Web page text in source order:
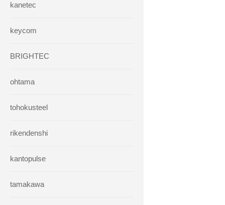
kanetec
keycom
BRIGHTEC
ohtama
tohokusteel
rikendenshi
kantopulse
tamakawa